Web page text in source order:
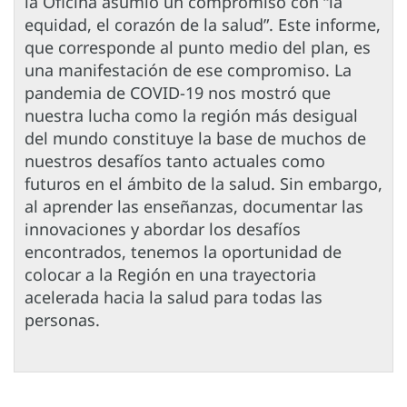
equidad, el corazón de la salud”. Este informe,
que corresponde al punto medio del plan, es
una manifestación de ese compromiso. La
pandemia de COVID-19 nos mostró que
nuestra lucha como la región más desigual
del mundo constituye la base de muchos de
nuestros desafíos tanto actuales como
futuros en el ámbito de la salud. Sin embargo,
al aprender las enseñanzas, documentar las
innovaciones y abordar los desafíos
encontrados, tenemos la oportunidad de
colocar a la Región en una trayectoria
acelerada hacia la salud para todas las
personas.